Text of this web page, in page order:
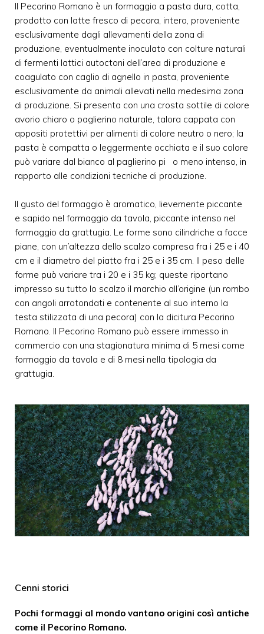
Il Pecorino Romano è un formaggio a pasta dura, cotta,
prodotto con latte fresco di pecora, intero, proveniente
esclusivamente dagli allevamenti della zona di
produzione, eventualmente inoculato con colture naturali
di fermenti lattici autoctoni dell’area di produzione e
coagulato con caglio di agnello in pasta, proveniente
esclusivamente da animali allevati nella medesima zona
di produzione. Si presenta con una crosta sottile di colore
avorio chiaro o paglierino naturale, talora cappata con
appositi protettivi per alimenti di colore neutro o nero; la
pasta è compatta o leggermente occhiata e il suo colore
può variare dal bianco al paglierino pi o meno intenso, in
rapporto alle condizioni tecniche di produzione.
Il gusto del formaggio è aromatico, lievemente piccante
e sapido nel formaggio da tavola, piccante intenso nel
formaggio da grattugia. Le forme sono cilindriche a facce
piane, con un’altezza dello scalzo compresa fra i 25 e i 40
cm e il diametro del piatto fra i 25 e i 35 cm. Il peso delle
forme può variare tra i 20 e i 35 kg; queste riportano
impresso su tutto lo scalzo il marchio all’origine (un rombo
con angoli arrotondati e contenente al suo interno la
testa stilizzata di una pecora) con la dicitura Pecorino
Romano. Il Pecorino Romano può essere immesso in
commercio con una stagionatura minima di 5 mesi come
formaggio da tavola e di 8 mesi nella tipologia da
grattugia.
Cenni storici
Pochi formaggi al mondo vantano origini così antiche
come il Pecorino Romano.